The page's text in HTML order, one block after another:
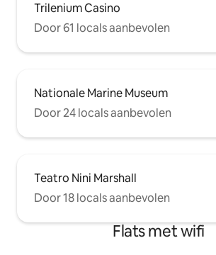
Trilenium Casino
Door 61 locals aanbevolen
Nationale Marine Museum
Door 24 locals aanbevolen
Teatro Nini Marshall
Door 18 locals aanbevolen
Flats met wifi